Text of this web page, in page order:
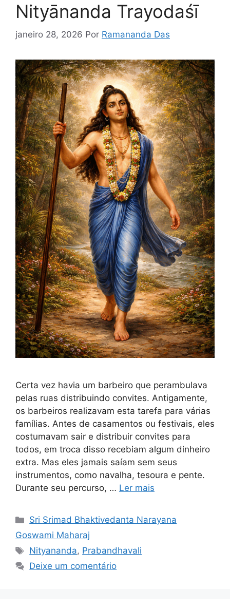
Nityānanda Trayodaśī
janeiro 28, 2026 Por Ramananda Das
Certa vez havia um barbeiro que perambulava
pelas ruas distribuindo convites. Antigamente,
os barbeiros realizavam esta tarefa para várias
famílias. Antes de casamentos ou festivais, eles
costumavam sair e distribuir convites para
todos, em troca disso recebiam algum dinheiro
extra. Mas eles jamais saíam sem seus
instrumentos, como navalha, tesoura e pente.
Durante seu percurso, … Ler mais
Categorias
Sri Srimad Bhaktivedanta Narayana
Goswami Maharaj
Tags
Nityananda, Prabandhavali
Deixe um comentário